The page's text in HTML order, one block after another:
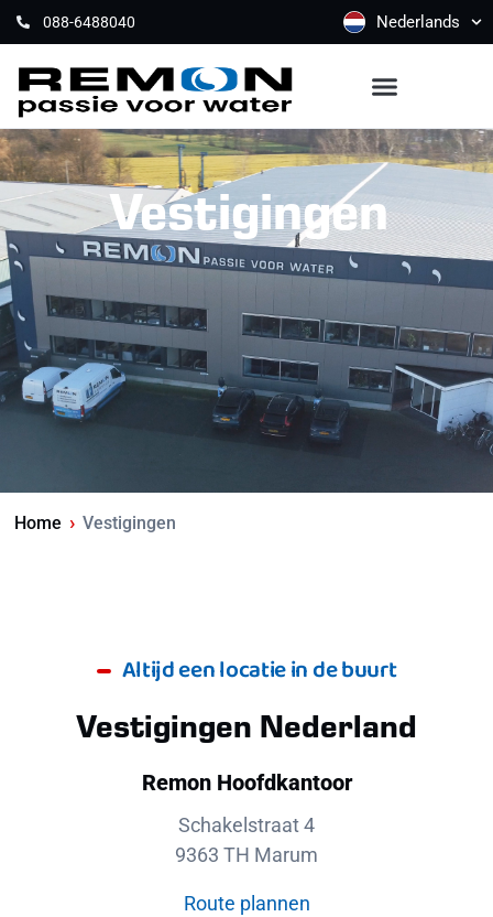
088-6488040 Nederlands
Vestigingen
Home › Vestigingen
Altijd een locatie in de buurt
Vestigingen Nederland
Remon Hoofdkantoor
Schakelstraat 4
9363 TH Marum
Route plannen